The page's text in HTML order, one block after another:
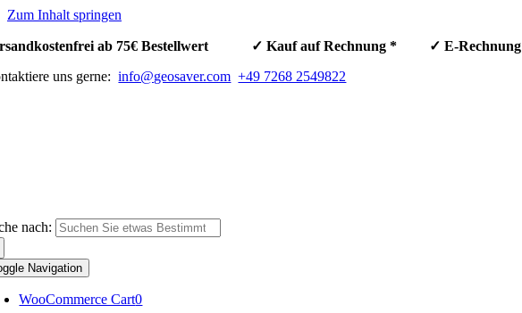
Zum Inhalt springen
ab 75€ Bestellwert ✓ Kauf auf Rechnung * ✓ E-Rechnung
uns gerne: info@geosaver.com +49 7268 2549822
nach:
Navigation
WooCommerce Cart0